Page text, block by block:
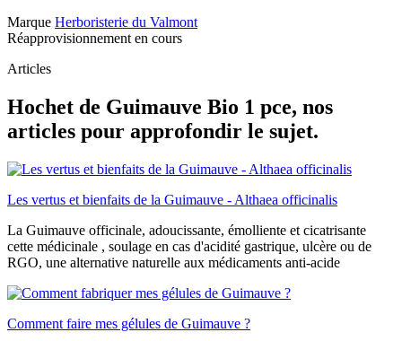
Marque Herboristerie du Valmont
Réapprovisionnement en cours
Articles
Hochet de Guimauve Bio 1 pce, nos
articles pour approfondir le sujet.
Les vertus et bienfaits de la Guimauve - Althaea officinalis
La Guimauve officinale, adoucissante, émolliente et cicatrisante
cette médicinale , soulage en cas d'acidité gastrique, ulcère ou de
RGO, une alternative naturelle aux médicaments anti-acide
Comment faire mes gélules de Guimauve ?